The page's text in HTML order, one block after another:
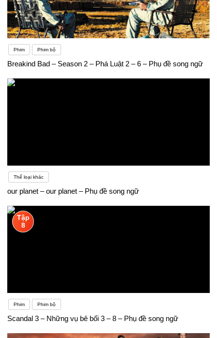
Phim Phim bộ
Breakind Bad – Season 2 – Phá Luật 2 – 6 – Phụ đề song ngữ
Thể loại khác
our planet – our planet – Phụ đề song ngữ
Tập
8
Phim Phim bộ
Scandal 3 – Những vụ bê bối 3 – 8 – Phụ đề song ngữ